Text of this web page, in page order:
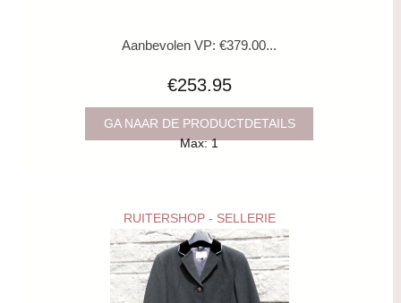
Aanbevolen VP: €379.00...
€253.95
GA NAAR DE PRODUCTDETAILS
Max: 1
RUITERSHOP - SELLERIE